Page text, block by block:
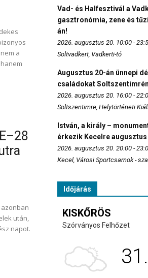
a
után,
napot.
Vad- és Halfesztivál a
gasztronómia, zene és
án!
2026. augusztus 20. 10:00 -
Soltvadkert, Vadkerti-tó
Augusztus 20-án ünnepi
családokat Soltszentimrén
2026. augusztus 20. 16:00 -
Soltszentimre, Helytörténeti
István, a király –
érkezik Kecelre augusztus
2026. augusztus 20. 20:00 -
Kecel, Városi Sportcsarnok -
Időjárás
KISKŐRÖS
Szórványos Felhőzet